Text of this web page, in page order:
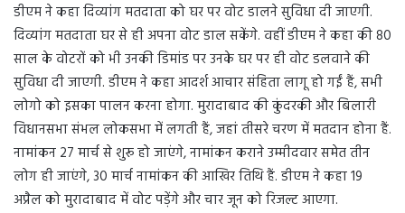
डीएम ने कहा दिव्यांग मतदाता को घर पर वोट डालने सुविधा दी जाएगी.
दिव्यांग मतदाता घर से ही अपना वोट डाल सकेंगे. वहीं डीएम ने कहा की 80
साल के वोटरों को भी उनकी डिमांड पर उनके घर पर ही वोट डलवाने की
सुविधा दी जाएगी. डीएम ने कहा आदर्श आचार संहिता लागू हो गईं हैं, सभी
लोगो को इसका पालन करना होगा. मुरादाबाद की कुंदरकी और बिलारी
विधानसभा संभल लोकसभा में लगती हैं, जहां तीसरे चरण में मतदान होना हैं.
नामांकन 27 मार्च से शुरू हो जाएंगे, नामांकन कराने उम्मीदवार समेत तीन
लोग ही जाएंगे, 30 मार्च नामांकन की आखिर तिथि हैं. डीएम ने कहा 19
अप्रैल को मुरादाबाद में वोट पड़ेंगे और चार जून को रिजल्ट आएगा.